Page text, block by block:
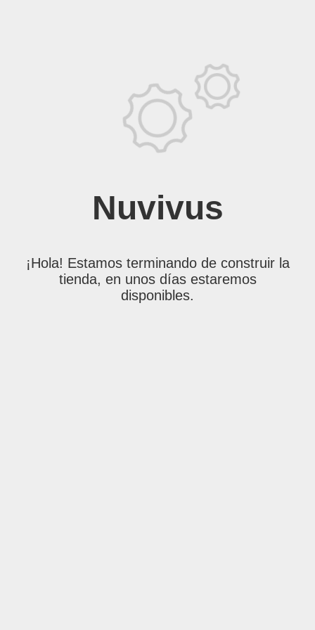
Nuvivus
¡Hola! Estamos terminando de construir la
tienda, en unos días estaremos
disponibles.